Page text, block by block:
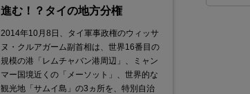
進む！？タイの地方分権
2014年10月8日、タイ軍事政権のウィッサ
ヌ・クルアガーム副首相は、世界16番目の
規模の港「レムチャバン港周辺」、ミャン
マー国境近くの「メーソット」、世界的な
観光地「サムイ島」の3ヵ所を、特別自治
28,900バーツ〜